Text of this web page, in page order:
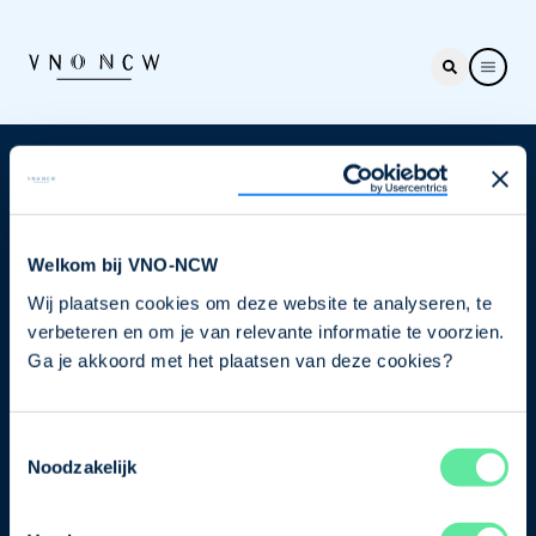
Welkom bij VNO-NCW
Wij plaatsen cookies om deze website te analyseren, te
verbeteren en om je van relevante informatie te voorzien.
Ga je akkoord met het plaatsen van deze cookies?
Noodzakelijk
Nieuwsbrief
je nu in voor de VNO-NCW nieuwsbrief.
Schrijf je in
Direct naar
Ons verhaal